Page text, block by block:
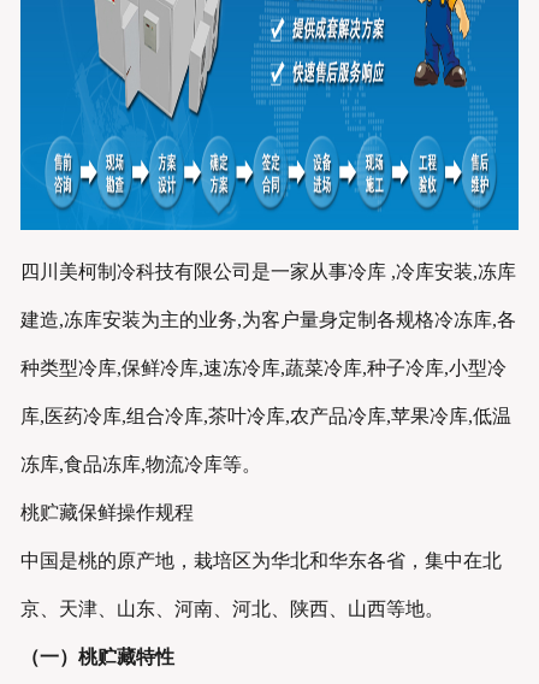
四川美柯制冷科技有限公司是一家从事冷库 ,冷库安装,冻库
建造,冻库安装为主的业务,为客户量身定制各规格冷冻库,各
种类型冷库,保鲜冷库,速冻冷库,蔬菜冷库,种子冷库,小型冷
库,医药冷库,组合冷库,茶叶冷库,农产品冷库,苹果冷库,低温
冻库,食品冻库,物流冷库等。
桃贮藏保鲜操作规程
中国是桃的原产地，栽培区为华北和华东各省，集中在北
京、天津、山东、河南、河北、陕西、山西等地。
（一）桃贮藏特性